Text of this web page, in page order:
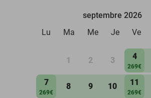
septembre 2026
Lu
Ma Me Je Ve
1 2 3 4
269€
7
269€
8 9 10 11
269€